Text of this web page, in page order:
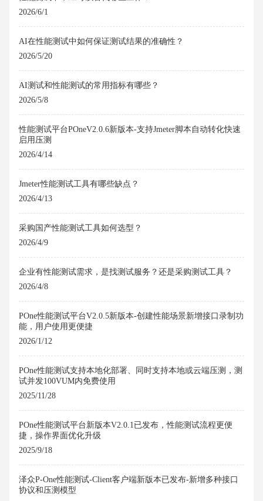
2026/6/1
AI在性能测试中如何保证测试结果的准确性？
2026/5/20
AI测试和性能测试的常用指标有哪些？
2026/5/8
性能测试平台POneV2.0.6新版本-支持Jmeter脚本自动转化快速
启用压测
2026/4/14
Jmeter性能测试工具有哪些缺点？
2026/4/13
采购国产性能测试工具如何选型？
2026/4/9
企业有性能测试需求，是找测试服务？还是采购测试工具？
2026/4/8
POne性能测试平台V2.0.5新版本-创建性能场景新增接口录制功
能，用户使用更便捷
2026/1/12
POne性能测试支持本地化部署、同时支持本地或云端压测，测
试并发100VUM内免费使用
2025/11/28
POne性能测试平台新版本V2.0.1已发布，性能测试流程更便
捷，操作界面优化升级
2025/9/18
泽众P-One性能测试-Client客户端新版本已发布-新增多种接口
协议和压测模型